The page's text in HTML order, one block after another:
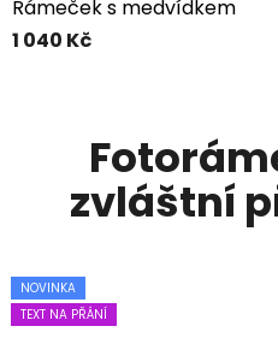
Rámeček s medvídkem
1 040 Kč
zvláštní
NOVINKA
TEXT NA PŘÁNÍ
NOVINKA
TEXT NA PŘÁNÍ